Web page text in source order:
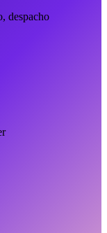
despacho